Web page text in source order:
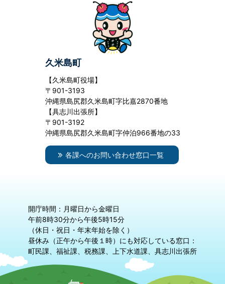
久米島町
【久米島町役場】
〒901-3193
沖縄県島尻郡久米島町字比嘉2870番地
【具志川出張所】
〒901-3192
沖縄県島尻郡久米島町字仲泊966番地の33
各課へのお問い合わせ窓口一覧
開庁時間：月曜日から金曜日
午前8時30分から午後5時15分
（休日・祝日・年末年始を除く）
昼休み（正午から午後１時）にも対応している窓口：
町民課、福祉課、税務課、上下水道課、具志川出張所